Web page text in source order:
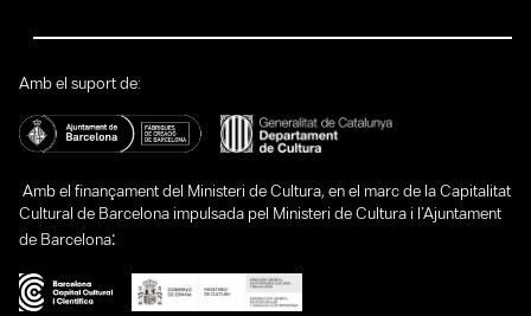
Amb el suport de:
Amb el finançament del Ministeri de Cultura, en el marc de la Capitalitat
Cultural de Barcelona impulsada pel Ministeri de Cultura i l’Ajuntament
de Barcelona: